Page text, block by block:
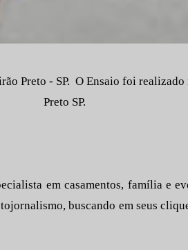
Preto - SP. O Ensaio foi
Preto SP.
em casamentos, família e
buscando em seus